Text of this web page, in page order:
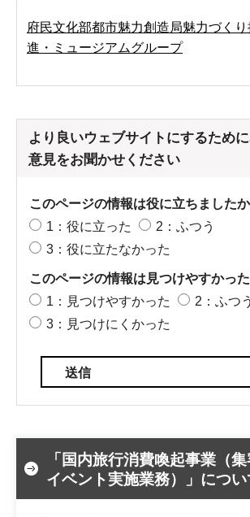
府民文化部都市魅力創造局魅力づく
進・ミュージアムグループ
より良いウェブサイトにするため
意見をお聞かせください
このページの情報は役に立ちました
1：役に立った
2：ふつう
3：役に立たなかった
このページの情報は見つけやすかっ
1：見つけやすかった
2：ふつう
3：見つけにくかった
「国内旅行消費喚起事業（
イベント実施業務）」につい